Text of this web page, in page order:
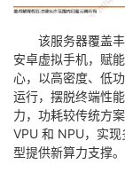
该服务器覆盖
安卓虚拟手机，赋
心，以高密度、低
运行，摆脱终端性
力，功耗较传统方
VPU 和 NPU，实
型提供新算力支撑。